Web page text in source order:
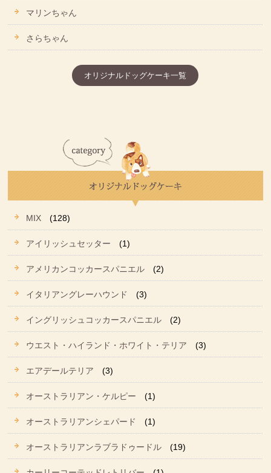
マリンちゃん
さらちゃん
オリジナルドッグケーキ一覧
MIX (128)
アイリッシュセッター (1)
アメリカンコッカースパニエル (2)
イタリアングレーハウンド (3)
イングリッシュコッカースパニエル (2)
ウエスト・ハイランド・ホワイト・テリア (3)
エアデールテリア (3)
オーストラリアン・ケルピー (1)
オーストラリアンシェパード (1)
オーストラリアンラブラドゥードル (19)